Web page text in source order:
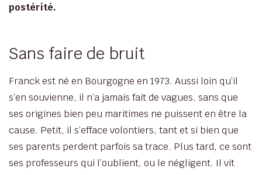
postérité.
Sans faire de bruit
Franck est né en Bourgogne en 1973. Aussi loin qu’il
s’en souvienne, il n’a jamais fait de vagues, sans que
ses origines bien peu maritimes ne puissent en être la
cause. Petit, il s’efface volontiers, tant et si bien que
ses parents perdent parfois sa trace. Plus tard, ce sont
ses professeurs qui l’oublient, ou le négligent. Il vit